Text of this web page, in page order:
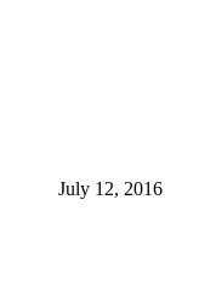
July 12, 2016